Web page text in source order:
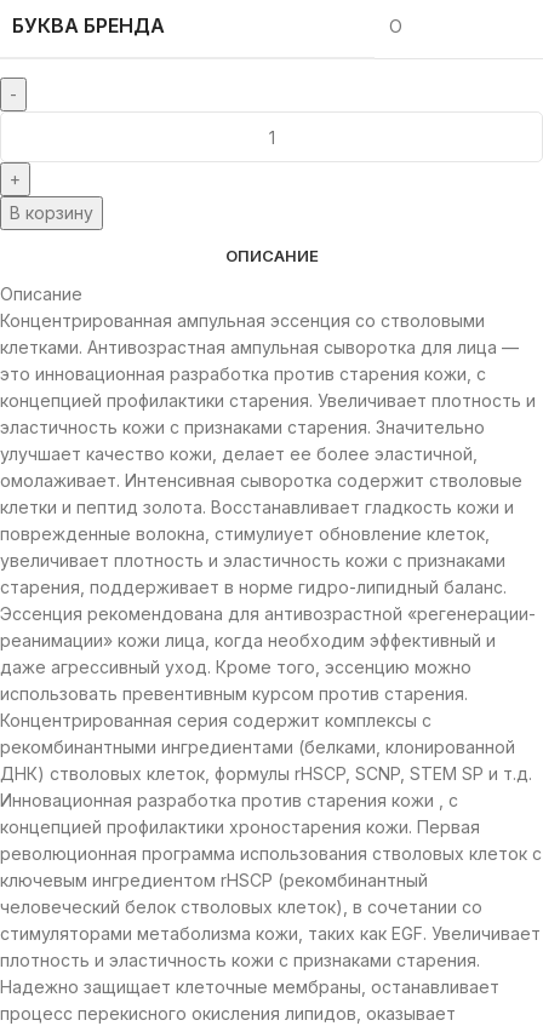
БУКВА БРЕНДА O
В корзину
ОПИСАНИЕ
Описание
Концентрированная ампульная эссенция со стволовыми
клетками. Антивозрастная ампульная сыворотка для лица —
это инновационная разработка против старения кожи, с
концепцией профилактики старения. Увеличивает плотность и
эластичность кожи с признаками старения. Значительно
улучшает качество кожи, делает ее более эластичной,
омолаживает. Интенсивная сыворотка содержит стволовые
клетки и пептид золота. Восстанавливает гладкость кожи и
поврежденные волокна, стимулиует обновление клеток,
увеличивает плотность и эластичность кожи с признаками
старения, поддерживает в норме гидро-липидный баланс.
Эссенция рекомендована для антивозрастной «регенерации-
реанимации» кожи лица, когда необходим эффективный и
даже агрессивный уход. Кроме того, эссенцию можно
использовать превентивным курсом против старения.
Концентрированная серия содержит комплексы с
рекомбинантными ингредиентами (белками, клонированной
ДНК) стволовых клеток, формулы rHSCP, SCNP, STEM SP и т.д.
Инновационная разработка против старения кожи , с
концепцией профилактики хроностарения кожи. Первая
революционная программа использования стволовых клеток с
ключевым ингредиентом rHSCP (рекомбинантный
человеческий белок стволовых клеток), в сочетании со
стимуляторами метаболизма кожи, таких как EGF. Увеличивает
плотность и эластичность кожи с признаками старения.
Надежно защищает клеточные мембраны, останавливает
процесс перекисного окисления липидов, оказывает